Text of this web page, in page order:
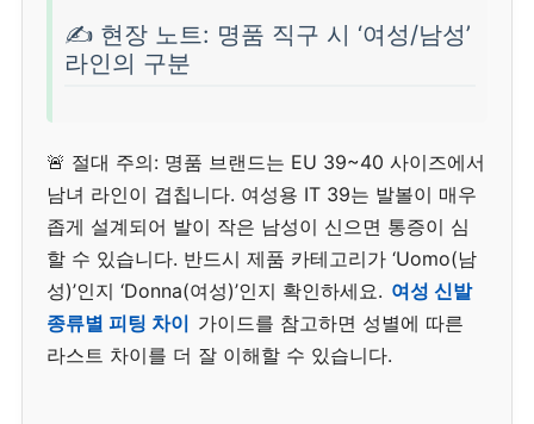
✍️ 현장 노트: 명품 직구 시 ‘여성/남성’
라인의 구분
🚨 절대 주의: 명품 브랜드는 EU 39~40 사이즈에서
남녀 라인이 겹칩니다. 여성용 IT 39는 발볼이 매우
좁게 설계되어 발이 작은 남성이 신으면 통증이 심
할 수 있습니다. 반드시 제품 카테고리가 ‘Uomo(남
성)’인지 ‘Donna(여성)’인지 확인하세요. 여성 신발
종류별 피팅 차이 가이드를 참고하면 성별에 따른
라스트 차이를 더 잘 이해할 수 있습니다.